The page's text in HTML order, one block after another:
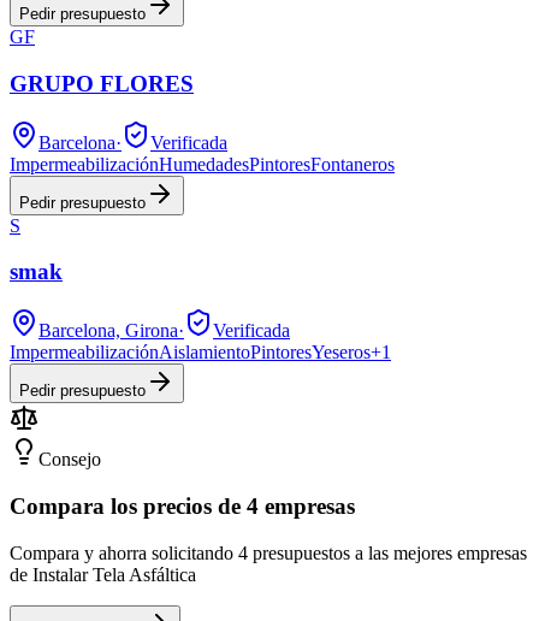
Pedir presupuesto
GF
GRUPO FLORES
Barcelona·
Verificada
ImpermeabilizaciónHumedadesPintoresFontaneros
Pedir presupuesto
S
smak
Barcelona, Girona·
Verificada
ImpermeabilizaciónAislamientoPintoresYeseros+1
Pedir presupuesto
Consejo
Compara los precios de 4 empresas
Compara y ahorra solicitando 4 presupuestos a las mejores empresas
de Instalar Tela Asfáltica